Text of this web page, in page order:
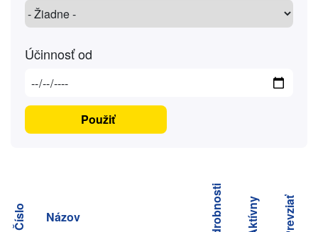
Účinnosť od
Číslo Názov Podrobnosti Aktívny Prevziať